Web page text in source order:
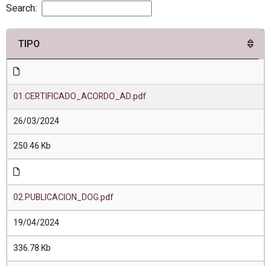
Search:
TIPO
01.CERTIFICADO_ACORDO_AD.pdf
26/03/2024
250.46 Kb
02.PUBLICACION_DOG.pdf
19/04/2024
336.78 Kb